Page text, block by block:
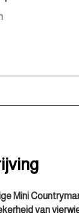
achter
Mini
van